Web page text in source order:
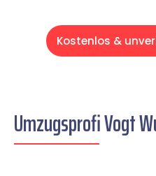
Kostenlos &
Umzugsprofi Vogt